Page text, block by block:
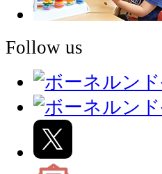
Follow us